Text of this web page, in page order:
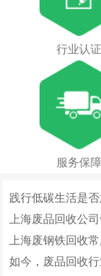
行业认证
服务保障
践行低碳生活是
上海废品回收公
上海废钢铁回收
如今，废品回收